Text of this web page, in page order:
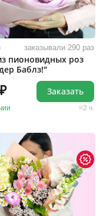
заказывали 290 раз
пионовидных роз
Баблз!"
2 ч.
Заказать